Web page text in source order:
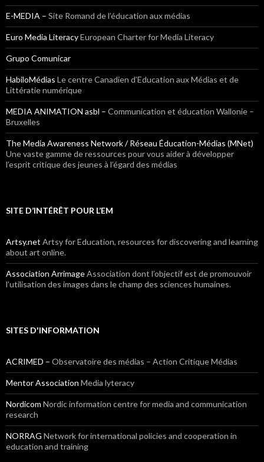
E-MEDIA – Site Romand de l’éducation aux médias
Euro Media LiteracyEuropean Charter for Media Literacy
Grupo Comunicar
HabiloMédias Le centre Canadien d’Education aux Médias et de
Littératie numérique
MEDIA ANIMATION asbl – Communication et éducation Wallonie –
Bruxelles
The Media Awareness Network / Réseau Éducation-Médias (MNet)
Une vaste gamme de ressources pour vous aider à développer
l’esprit critique des jeunes à l’égard des médias
SITE D’INTÉRÊT POUR L’EM
Artsy.net Artsy for Education, resources for discovering and learning
about art online.
Association ArrimageAssociation dont l’objectif est de promouvoir
l’utilisation des images dans le champ des sciences humaines.
SITES D'INFORMATION
ACRIMED – Observatoire des médias – Action Critique Médias
Mentor Association Media lyteracy
Nordicom Nordic information centre for media and communication
research
NORRAG Network for international policies and cooperation in
education and training